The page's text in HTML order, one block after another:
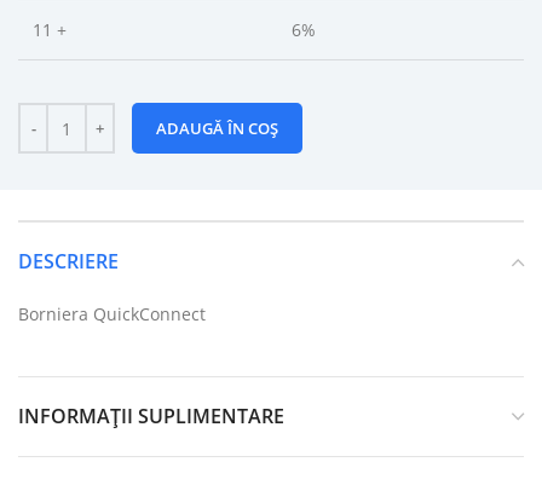
11 + 6%
ADAUGĂ ÎN COȘ
DESCRIERE
Borniera QuickConnect
INFORMAȚII SUPLIMENTARE